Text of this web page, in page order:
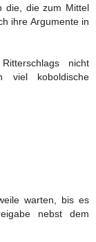
die, die zum Mittel
ihre Argumente in
nicht
viel koboldische
warten, bis es
nebst dem